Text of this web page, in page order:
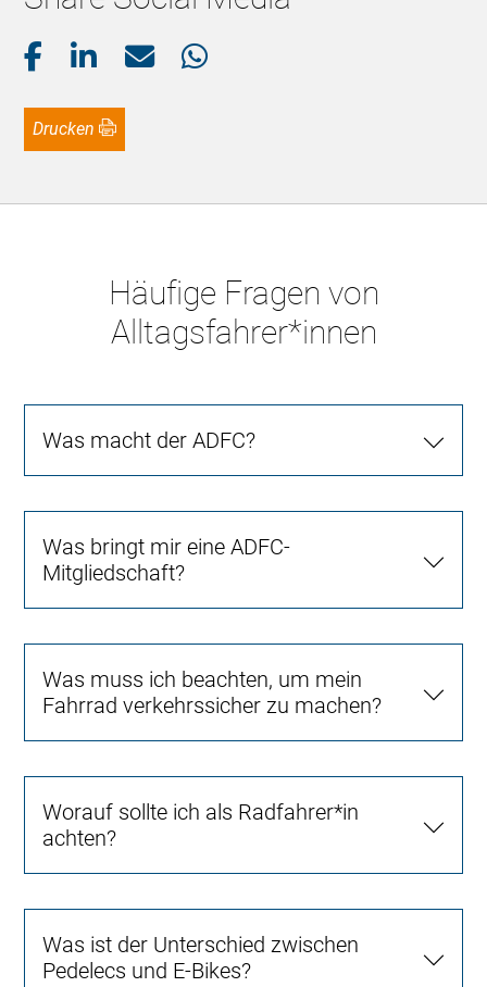
Drucken
Häufige Fragen von
Alltagsfahrer*innen
Was macht der ADFC?
Was bringt mir eine ADFC-
Mitgliedschaft?
Was muss ich beachten, um mein
Fahrrad verkehrssicher zu machen?
Worauf sollte ich als Radfahrer*in
achten?
Was ist der Unterschied zwischen
Pedelecs und E-Bikes?